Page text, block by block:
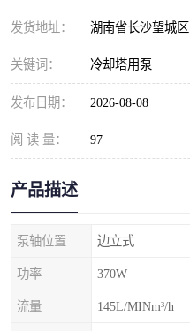
发货地址： 湖南省长沙望城区
关键词： 冷却塔用泵
发布日期： 2026-08-08
阅 读 量： 97
产品描述
泵轴位置 边立式
功率 370W
流量 145L/MINm³/h